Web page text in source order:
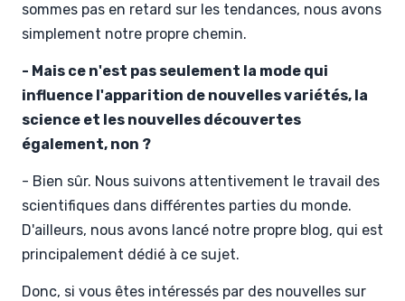
sommes pas en retard sur les tendances, nous avons
simplement notre propre chemin.
- Mais ce n'est pas seulement la mode qui
influence l'apparition de nouvelles variétés, la
science et les nouvelles découvertes
également, non ?
- Bien sûr. Nous suivons attentivement le travail des
scientifiques dans différentes parties du monde.
D'ailleurs, nous avons lancé notre propre blog, qui est
principalement dédié à ce sujet.
Donc, si vous êtes intéressés par des nouvelles sur